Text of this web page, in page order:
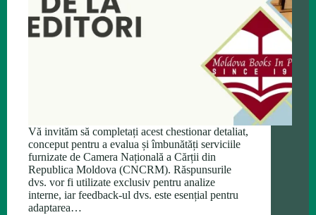
Vă invităm să completați acest chestionar detaliat,
conceput pentru a evalua și îmbunătăți serviciile
furnizate de Camera Națională a Cărții din
Republica Moldova (CNCRM). Răspunsurile
dvs. vor fi utilizate exclusiv pentru analize
interne, iar feedback-ul dvs. este esențial pentru
adaptarea…